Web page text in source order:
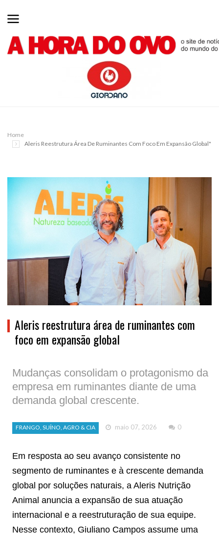
Home
Aleris Reestrutura Área De Ruminantes Com Foco Em Expansão Global"
Aleris reestrutura área de ruminantes com
foco em expansão global
Mudanças consolidam o protagonismo da
empresa em ruminantes diante de uma
demanda global crescente.
FRANGO, SUÍNO, AGRO & CIA maio 07, 2026 0
Em resposta ao seu avanço consistente no
segmento de ruminantes e à crescente demanda
global por soluções naturais, a Aleris Nutrição
Animal anuncia a expansão de sua atuação
internacional e a reestruturação de sua equipe.
Nesse contexto, Giuliano Campos assume uma